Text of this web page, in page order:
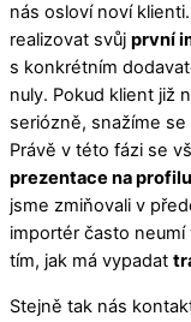
nás osloví noví
realizovat svůj první
s konkrétním
nuly. Pokud klient již
seriózně, snažíme se
Právě v této fázi se
prezentace na profilu
jsme zmiňovali v
importér často
tím, jak má vypadat
Stejně tak nás